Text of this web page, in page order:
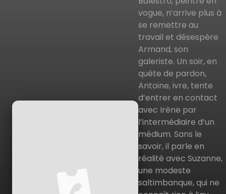
vogue, n’arrive plus à
se remettre au
travail et désespère
Armand, son
galeriste. Un soir, en
quête de pardon,
Antoine, ivre, tente
d’entrer en contact
avec Irène par
l’intermédiaire d’un
médium. Sans le
savoir, il parle en
réalité avec Suzanne,
une modeste
saltimbanque, qui ne